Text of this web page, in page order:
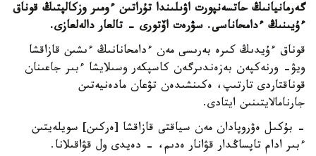
گەرمانيانىڭ حاتسەنپورت اۋىلىندا تۇراتىن ءومىر وزكالپتىڭ قوناق
ءۇيىنىڭ ءدامحاناسى. سۋرەت اۆتورى - تالعار دالەلعازى.
قوناق ءۇيدىڭ كىرە بەرىسى مەن ءدامحانانىڭ ءىشىن قازاقشا
ويۋ- ورنەكپەن بەزەندىرگەن كاسپكەر وسىلايشا ءبىر جاعىنان
قوناقتاردى تارتىپ، ەكىنشىدەن تۋعان مادەنيەتىن
جارنامالايتىنىن ايتادى.
- بۇكىل ەۋروپادان مەن سياقتى قازاقشا [ەركىن] سويلەيتىن
ءبىر ادام تاپساڭدار قۋانار ەدىم، - دەيدى ول قۋاقىلانا.